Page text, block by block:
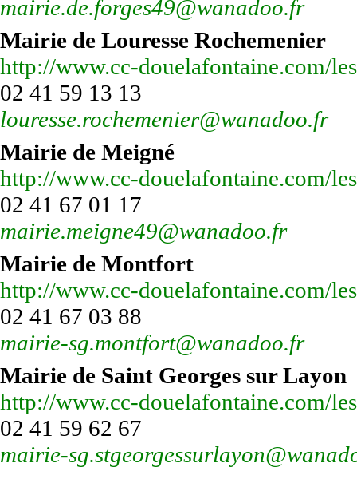
mairie.de.forges49@wanadoo.fr
Mairie de Louresse Rochemenier
http://www.cc-douelafontaine.com/
02 41 59 13 13
louresse.rochemenier@wanadoo.fr
Mairie de Meigné
http://www.cc-douelafontaine.com/
02 41 67 01 17
mairie.meigne49@wanadoo.fr
Mairie de Montfort
http://www.cc-douelafontaine.com/
02 41 67 03 88
mairie-sg.montfort@wanadoo.fr
Mairie de Saint Georges sur Layon
http://www.cc-douelafontaine.com/
02 41 59 62 67
mairie-